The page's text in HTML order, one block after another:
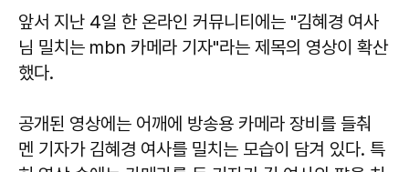
앞서 지난 4일 한 온라인 커뮤니티에는 "김혜경 여사
님 밀치는 mbn 카메라 기자"라는 제목의 영상이 확산
했다.
공개된 영상에는 어깨에 방송용 카메라 장비를 들춰
멘 기자가 김혜경 여사를 밀치는 모습이 담겨 있다. 특